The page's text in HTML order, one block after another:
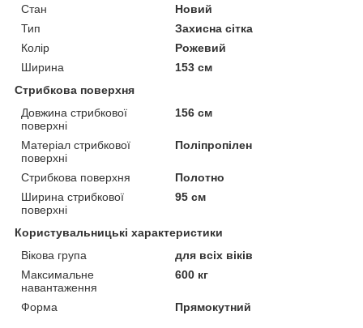
Стан
Новий
Тип
Захисна сітка
Колір
Рожевий
Ширина
153 см
Стрибкова поверхня
Довжина стрибкової
поверхні
156 см
Матеріал стрибкової
поверхні
Поліпропілен
Стрибкова поверхня
Полотно
Ширина стрибкової
поверхні
95 см
Користувальницькі характеристики
Вікова група
для всіх віків
Максимальне
навантаження
600 кг
Форма Прямокутний